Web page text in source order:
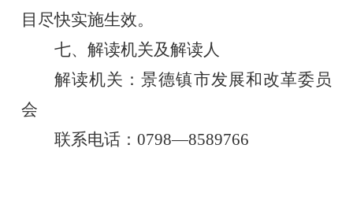
目尽快实施生效。
七、解读机关及解读人
解读机关：景德镇市发展和改革委员
会
联系电话： 0798—8589766